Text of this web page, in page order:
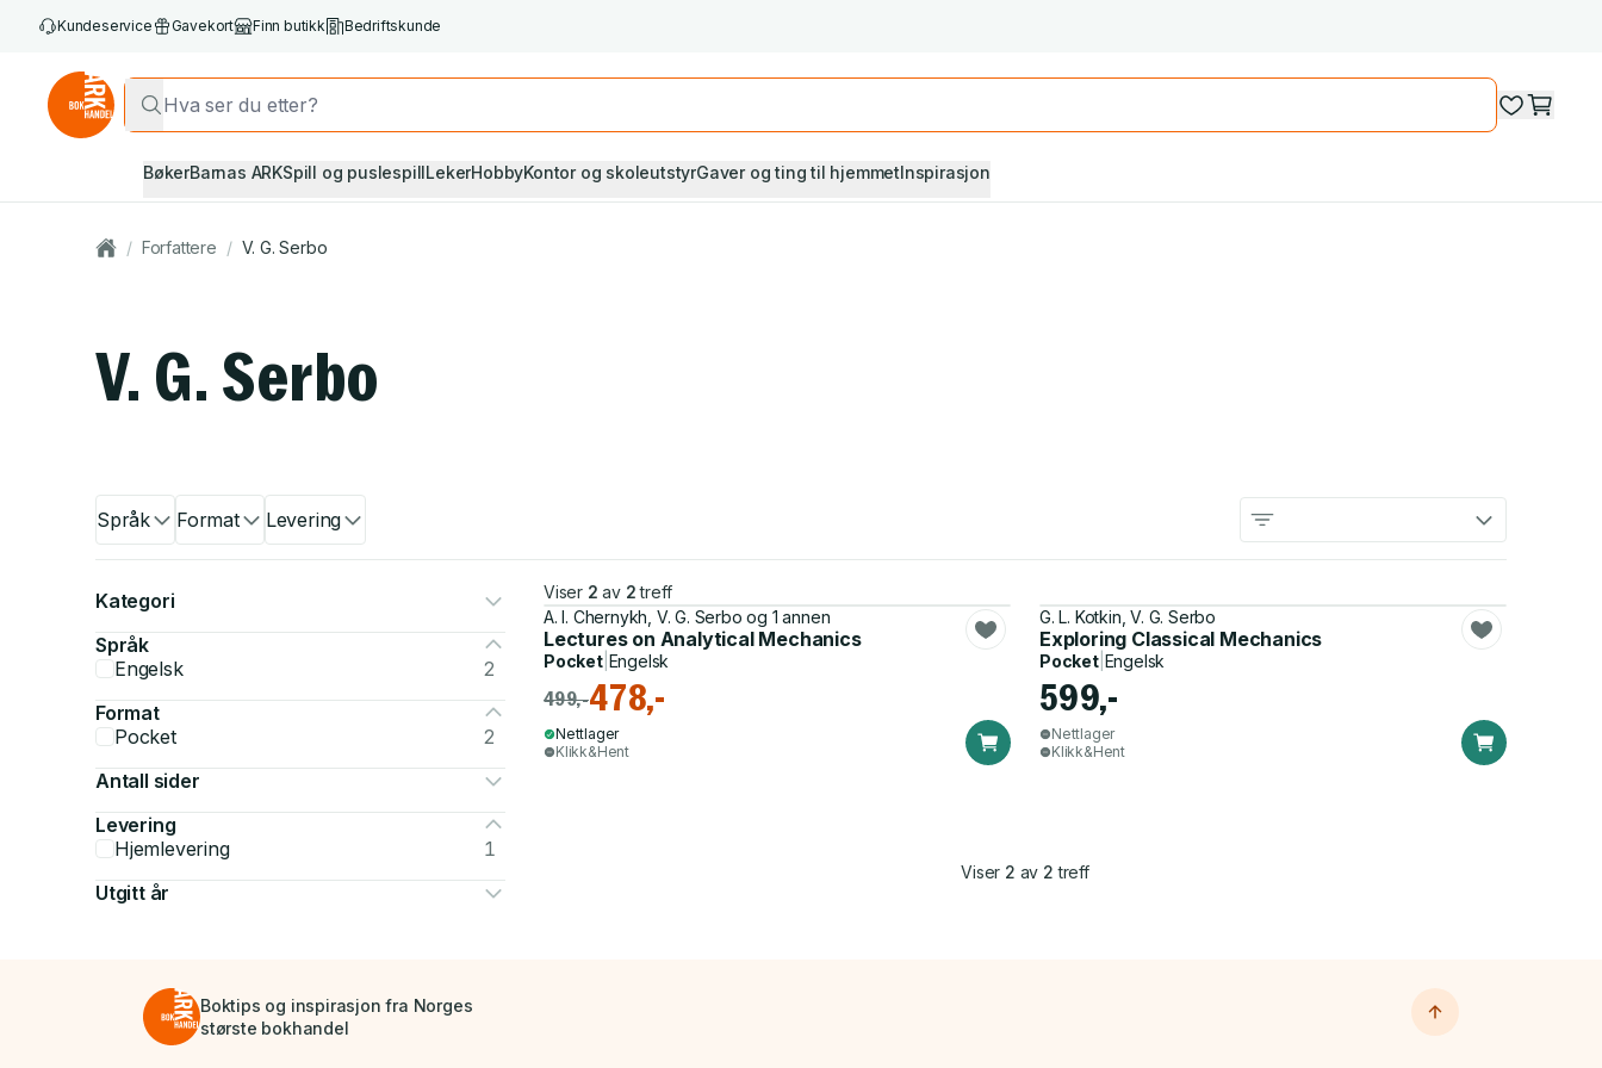
Kundeservice Gavekort Finn butikk Bedriftskunde
BøkerBarnas ARKSpill og puslespillLekerHobbyKontor og skoleutstyrGaver og ting til hjemmetInspirasjon
/ Forfattere / V. G. Serbo
V. G. Serbo
Språk Format Levering
Kategori
Språk
Engelsk
2
Format
Pocket
2
Antall sider
Levering
Hjemlevering
1
Utgitt år
Viser 2 av 2 treff
A. I. Chernykh, V. G. Serbo og 1 annen
Lectures on Analytical Mechanics
Pocket| Engelsk
499,-478,-
Nettlager
Klikk&Hent
G. L. Kotkin, V. G. Serbo
Exploring Classical Mechanics
Pocket| Engelsk
599,-
Nettlager
Klikk&Hent
Viser 2 av 2 treff
Boktips og inspirasjon fra Norges
største bokhandel